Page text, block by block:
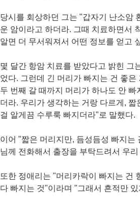
당시를 회상하던 그는 "갑자기 난소암
운 암이라고 하더라. 그때 치료하면서
알면 더 무서워져서 어떤 정보를 얻고
몇 달간 항암 치료를 받았다고 밝힌 그
었다. 그런데 긴 머리가 빠지는 건 좋
두 번째 갈 때까지 머리가 하나도 안
더라. 우리가 생각하는 거랑 다르게,
걸 알게끔 수루룩 빠지더라"로 말했다.
이어 "짧은 머리지만, 듬성듬성 빠지는
님께 전화해서 출장을 부탁드려서 우
또한 정애리는 "머리카락이 빠지는 건
다 빠지는 것"이라며 "그래서 흔적만